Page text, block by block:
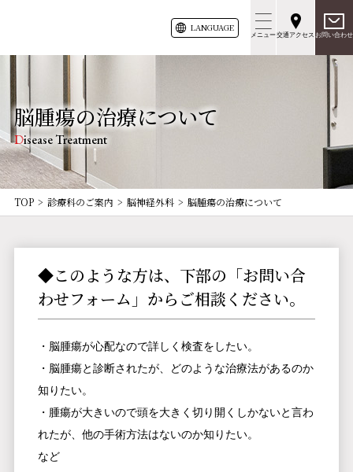
LANGUAGE
メニュー交通アクセス お問い合わせ
脳腫瘍の治療について
Disease Treatment
TOP 診療科のご案内 脳神経外科 脳腫瘍の治療について
◆このような方は、下部の「お問い合
わせフォーム」からご相談ください。
・脳腫瘍が心配なので詳しく検査をしたい。
・脳腫瘍と診断されたが、どのような治療法があるのか
知りたい。
・腫瘍が大きいので頭を大きく切り開くしかないと言わ
れたが、他の手術方法はないのか知りたい。
など